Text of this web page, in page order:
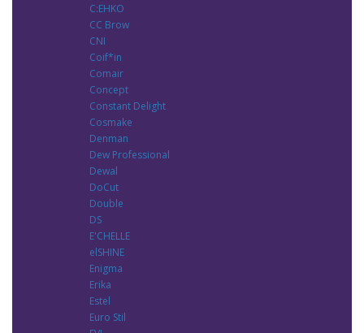
C:EHKO
CC Brow
CNI
Coif*in
Comair
Concept
Constant Delight
Cosmake
Denman
Dew Professional
Dewal
DoCut
Double
DS
E'CHELLE
elSHINE
Enigma
Erika
Estel
Euro Stil